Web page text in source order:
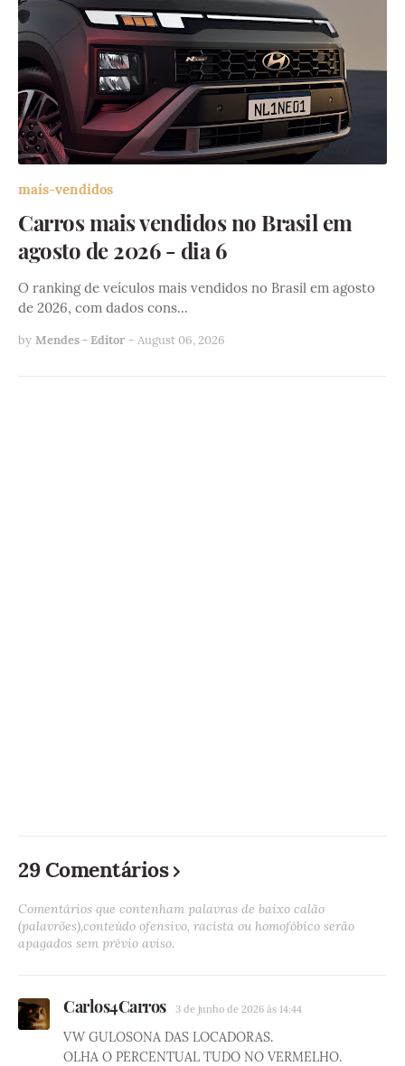
mais-vendidos
Carros mais vendidos no Brasil em
agosto de 2026 - dia 6
O ranking de veículos mais vendidos no Brasil em agosto
de 2026, com dados cons…
by Mendes - Editor - August 06, 2026
29 Comentários
Comentários que contenham palavras de baixo calão
(palavrões),conteúdo ofensivo, racista ou homofóbico serão
apagados sem prévio aviso.
Carlos4Carros 3 de junho de 2026 às 14:44
VW GULOSONA DAS LOCADORAS.
OLHA O PERCENTUAL TUDO NO VERMELHO.